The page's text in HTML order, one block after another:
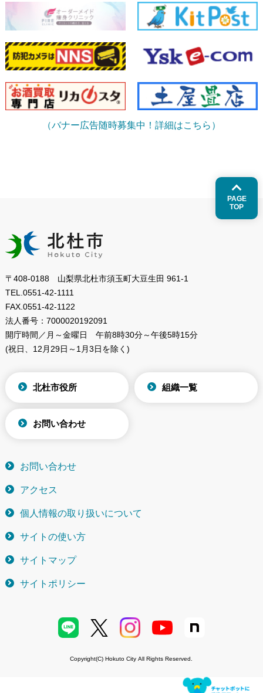
（バナー広告随時募集中！詳細はこちら）
PAGE
TOP
〒408-0188 山梨県北杜市須玉町大豆生田 961-1
TEL. 0551-42-1111
FAX. 0551-42-1122
法人番号： 7000020192091
開庁時間／月～金曜日
午前8時30分～午後5時15分
(祝日、12月29日～1月3日を除く)
北杜市役所 組織一覧
お問い合わせ
お問い合わせ
アクセス
個人情報の取り扱いについて
サイトの使い方
サイトマップ
サイトポリシー
Copyright(C) Hokuto City All Rights Reserved.